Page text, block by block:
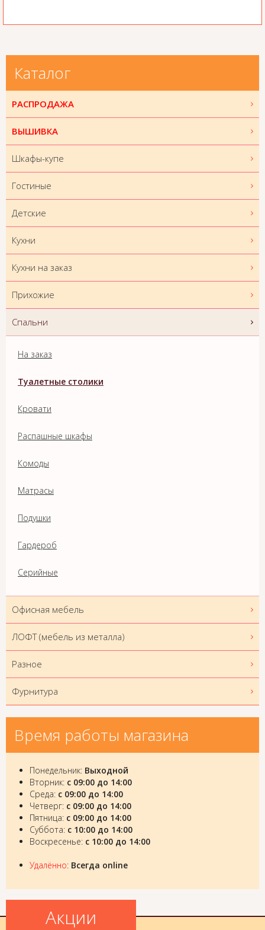
Каталог
РАСПРОДАЖА
ВЫШИВКА
Шкафы-купе
Гостиные
Детские
Кухни
Кухни на заказ
Прихожие
Спальни
На заказ
Туалетные столики
Кровати
Распашные шкафы
Комоды
Матрасы
Подушки
Гардероб
Серийные
Офисная мебель
ЛОФТ (мебель из металла)
Разное
Фурнитура
Время работы магазина
Понедельник: Выходной
Вторник: с 09:00 до 14:00
Среда: с 09:00 до 14:00
Четверг: с 09:00 до 14:00
Пятница: с 09:00 до 14:00
Суббота: с 10:00 до 14:00
Воскресенье: с 10:00 до 14:00
Удалённо: Всегда online
Акции